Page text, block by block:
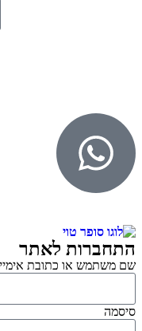
התחברות לאתר
שם משתמש או כתובת
סיסמה